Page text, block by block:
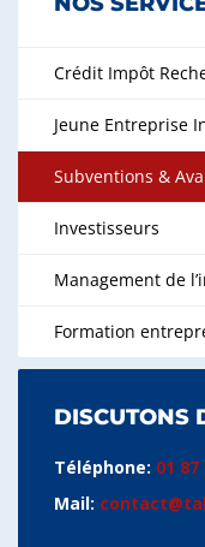
Crédit Impôt
Jeune Entreprise
Subventions &
Investisseurs
Management de
Formation
DISCUTONS
Téléphone: 01 87
Mail: